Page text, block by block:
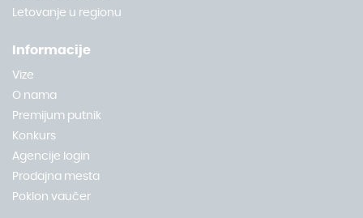
Letovanje u regionu
Informacije
Vize
O nama
Premijum putnik
Konkurs
Agencije login
Prodajna mesta
Poklon vaučer